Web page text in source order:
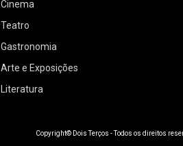
Cinema
Teatro
Gastronomia
Arte e Exposições
Literatura
Copyright© Dois Terços - Todos os direitos